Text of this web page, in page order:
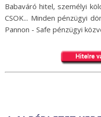
Babaváró hitel, személyi
CSOK... Minden pénzügyi
Pannon - Safe pénzügyi